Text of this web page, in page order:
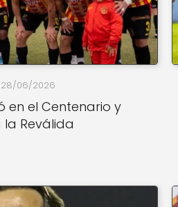
28/06/2026
en el Centenario y
Reválida